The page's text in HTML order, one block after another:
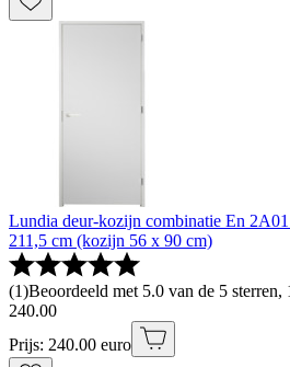
Lundia deur-kozijn combinatie En
211,5 cm (kozijn 56 x 90 cm)
(1)Beoordeeld met 5.0 van de 5
240.00
Prijs: 240.00 euro